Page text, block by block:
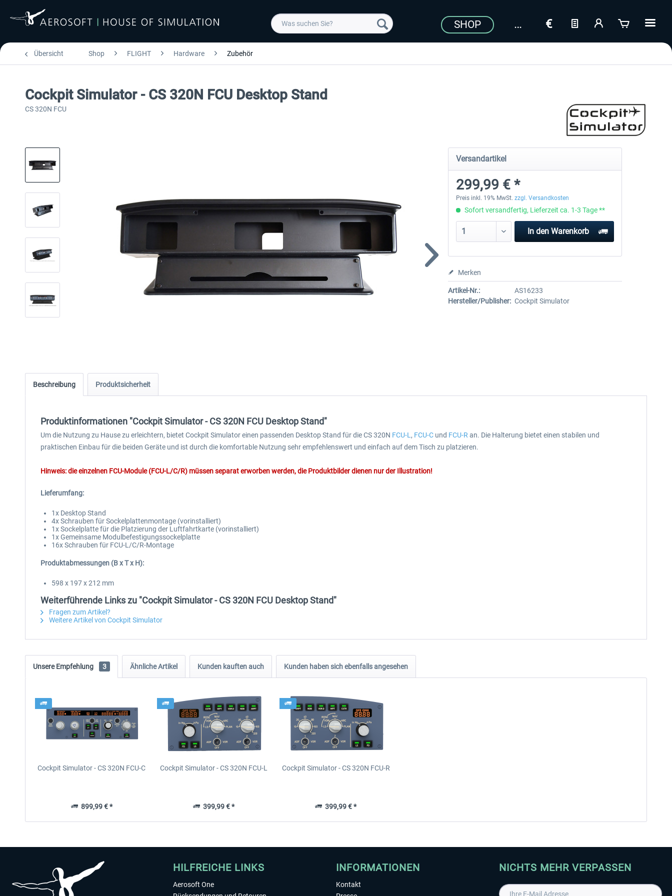
SHOP
Übersicht Shop FLIGHT Hardware Zubehör
Cockpit Simulator - CS 320N FCU Desktop Stand
CS 320N FCU
Versandartikel
299,99 € *
Preis inkl. 19% MwSt. zzgl. Versandkosten
Sofort versandfertig, Lieferzeit ca. 1-3 Tage **
In den Warenkorb
Merken
Artikel-Nr.:
AS16233
Hersteller/Publisher: Cockpit Simulator
Beschreibung Produktsicherheit
Produktinformationen "Cockpit Simulator - CS 320N FCU Desktop Stand"
Um die Nutzung zu Hause zu erleichtern, bietet Cockpit Simulator einen passenden Desktop Stand für die CS 320N FCU-L , FCU-C und FCU-R an. Die Halterung bietet einen stabilen und
praktischen Einbau für die beiden Geräte und ist durch die komfortable Nutzung sehr empfehlenswert und einfach auf dem Tisch zu platzieren.
Hinweis: die einzelnen FCU-Module (FCU-L/C/R) müssen separat erworben werden, die Produktbilder dienen nur der Illustration!
Lieferumfang:
1x Desktop Stand
4x Schrauben für Sockelplattenmontage (vorinstalliert)
1x Sockelplatte für die Platzierung der Luftfahrtkarte (vorinstalliert)
1x Gemeinsame Modulbefestigungssockelplatte
16x Schrauben für FCU-L/C/R-Montage
Produktabmessungen (B x T x H):
598 x 197 x 212 mm
Weiterführende Links zu "Cockpit Simulator - CS 320N FCU Desktop Stand"
Fragen zum Artikel?
Weitere Artikel von Cockpit Simulator
Unsere Empfehlung 3 Ähnliche Artikel Kunden kauften auch Kunden haben sich ebenfalls angesehen
Cockpit Simulator - CS 320N FCU-C
899,99 € *
Cockpit Simulator - CS 320N FCU-L
399,99 € *
Cockpit Simulator - CS 320N FCU-R
399,99 € *
HILFREICHE LINKS
Aerosoft One
INFORMATIONEN
Kontakt
NICHTS MEHR VERPASSEN